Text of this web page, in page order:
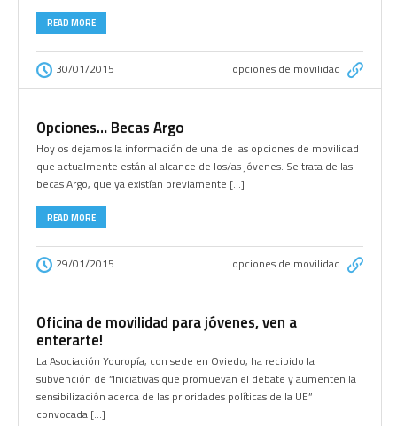
READ MORE
30/01/2015 opciones de movilidad
Opciones… Becas Argo
Hoy os dejamos la información de una de las opciones de movilidad
que actualmente están al alcance de los/as jóvenes. Se trata de las
becas Argo, que ya existían previamente […]
READ MORE
29/01/2015 opciones de movilidad
Oficina de movilidad para jóvenes, ven a
enterarte!
La Asociación Youropía, con sede en Oviedo, ha recibido la
subvención de “Iniciativas que promuevan el debate y aumenten la
sensibilización acerca de las prioridades políticas de la UE”
convocada […]